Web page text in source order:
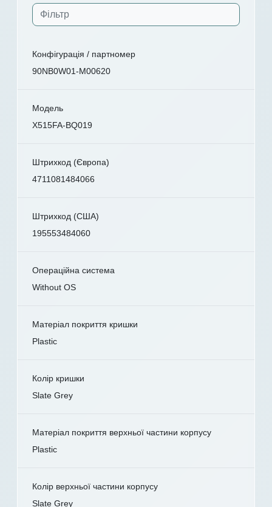
Конфігурація / партномер
90NB0W01-M00620
Модель
X515FA-BQ019
Штрихкод (Європа)
4711081484066
Штрихкод (США)
195553484060
Операційна система
Without OS
Матеріал покриття кришки
Plastic
Колір кришки
Slate Grey
Матеріал покриття верхньої частини корпусу
Plastic
Колір верхньої частини корпусу
Slate Grey